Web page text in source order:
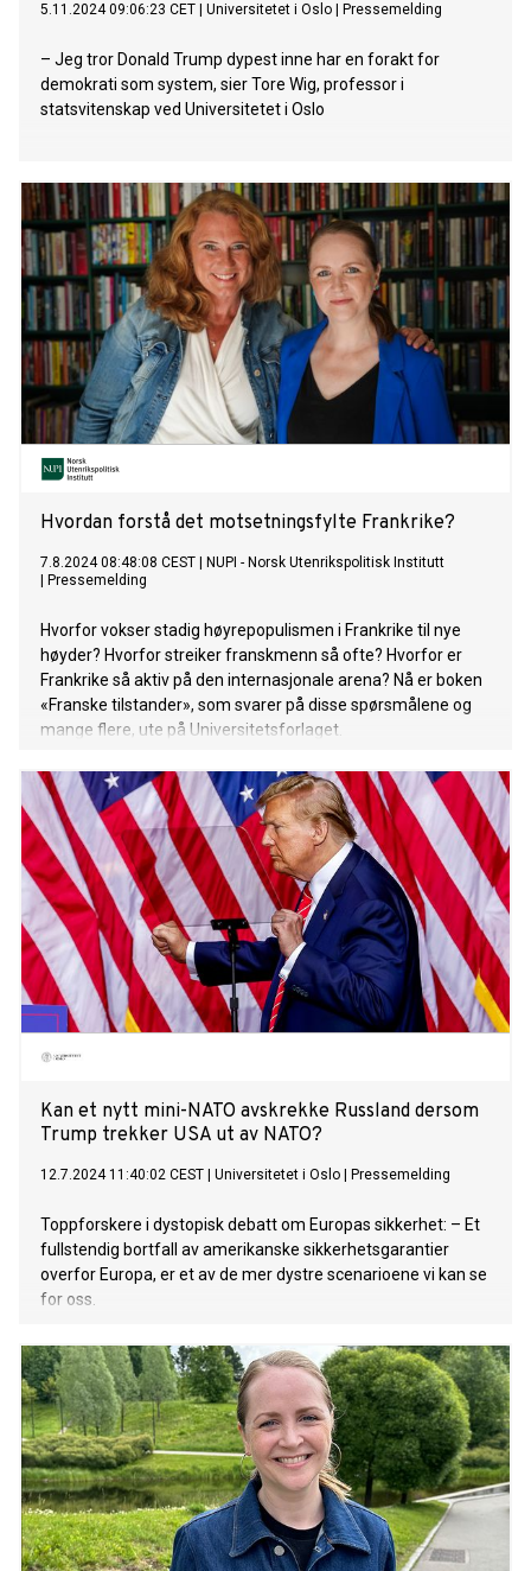
5.11.2024 09:06:23 CET Universitetet i Oslo Pressemelding
– Jeg tror Donald Trump dypest inne har en forakt for
demokrati som system, sier Tore Wig, professor i
statsvitenskap ved Universitetet i Oslo
Hvordan forstå det motsetningsfylte Frankrike?
7.8.2024 08:48:08 CEST
NUPI - Norsk Utenrikspolitisk Institutt
Pressemelding
Hvorfor vokser stadig høyrepopulismen i Frankrike til nye
høyder? Hvorfor streiker franskmenn så ofte? Hvorfor er
Frankrike så aktiv på den internasjonale arena? Nå er boken
«Franske tilstander», som svarer på disse spørsmålene og
mange flere, ute på Universitetsforlaget.
Kan et nytt mini-NATO avskrekke Russland dersom
Trump trekker USA ut av NATO?
12.7.2024 11:40:02 CEST Universitetet i Oslo Pressemelding
Toppforskere i dystopisk debatt om Europas sikkerhet: – Et
fullstendig bortfall av amerikanske sikkerhetsgarantier
overfor Europa, er et av de mer dystre scenarioene vi kan se
for oss.